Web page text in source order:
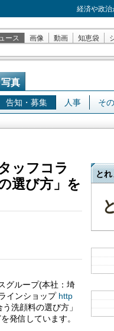
経済や政
ース 画像 動画 知恵袋
写真
告知・募集 人事 そ
ッフコラ
選び方」を
グループ(本社：埼
インショップ http
洗顔料の選び方」
発信しています。
とれ